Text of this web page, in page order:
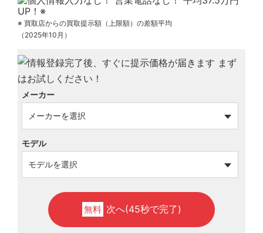
※ 買取店からの買取提示額（上限額）の差額平均
（2025年10月）
メーカー
モデル
無料 次へ(45秒で完了)